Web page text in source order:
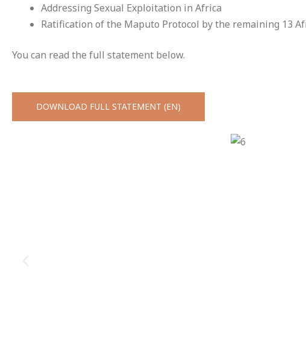
Addressing Sexual Exploitation in Africa
Ratification of the Maputo Protocol by the remaining 13
You can read the full statement below.
DOWNLOAD FULL STATEMENT (EN)